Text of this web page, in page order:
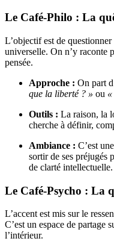
Le Café-Philo : La
L’objectif est de
universelle. On n’y raconte
pensée.
Approche : On part
que la liberté ? » ou
Outils : La raison, la
cherche à définir,
Ambiance : C’est
sortir de ses préjugés
de clarté intellectuelle.
Le Café-Psycho : La
L’accent est mis sur le
C’est un espace de partage
l’intérieur.